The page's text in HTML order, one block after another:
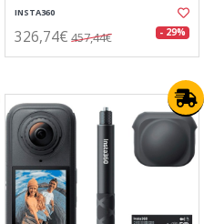
INSTA360
326,74€ 457,44€ - 29%